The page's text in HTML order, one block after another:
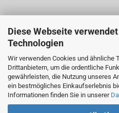
Diese Webseite
Technologien
Wir verwenden Cookies und ähnliche
Drittanbietern, um die ordentliche
gewährleisten, die Nutzung unseres
ein bestmögliches Einkaufserlebnis
Informationen finden Sie in unserer